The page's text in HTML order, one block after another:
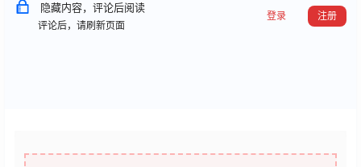
隐藏内容，评论后阅读
评论后，请刷新页面
登录 注册